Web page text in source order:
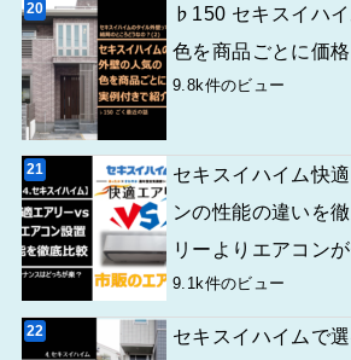
♭150 セキスイハ
色を商品ごとに価
9.8k件のビュー
セキスイハイム快
ンの性能の違いを
リーよりエアコン
9.1k件のビュー
セキスイハイムで